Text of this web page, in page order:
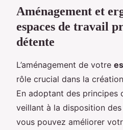
Aménagement et
espaces de travail
détente
L’aménagement de votre
rôle crucial dans la
En adoptant des principes
veillant à la disposition
vous pouvez améliorer